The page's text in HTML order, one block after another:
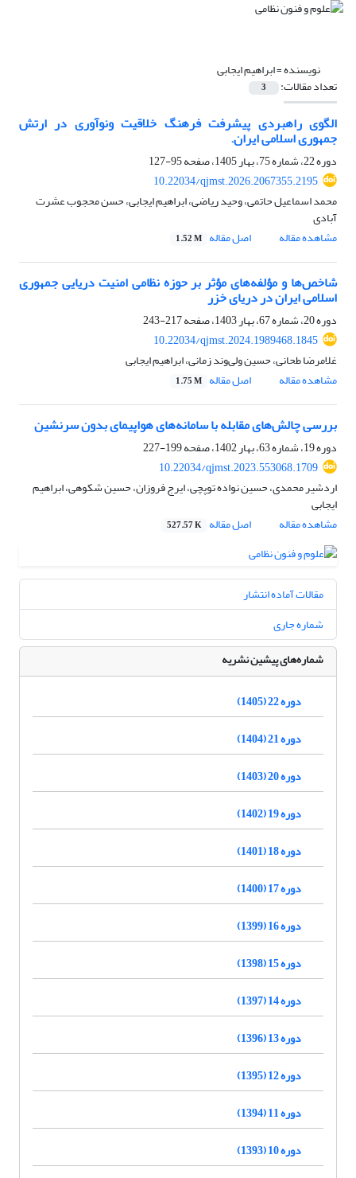
نویسنده =ابراهیم ایجابی
تعداد مقالات: 3
الگوی راهبردی پیشرفت فرهنگ خلاقیت ونوآوری در ارتش
جمهوری اسلامی ایران.
دوره 22، شماره 75، بهار 1405، صفحه
95-127
10.22034/qjmst.2026.2067355.2195
محمد اسماعیل حاتمی، وحید ریاضی، ابراهیم ایجابی، حسن محجوب عشرت
آبادی
مشاهده مقاله
اصل مقاله 1.52 M
شاخص‌ها و مؤلفه‌های مؤثر بر حوزه نظامی امنیت دریایی جمهوری
اسلامی ایران در دریای خزر
دوره 20، شماره 67، بهار 1403، صفحه
217-243
10.22034/qjmst.2024.1989468.1845
غلامرضا طحانی، حسین ولی‌وند زمانی، ابراهیم ایجابی
مشاهده مقاله
اصل مقاله 1.75 M
بررسی چالش‌های مقابله با سامانه‌های هواپیمای بدون سرنشین
دوره 19، شماره 63، بهار 1402، صفحه
199-227
10.22034/qjmst.2023.553068.1709
اردشیر محمدی، حسین نواده توپچی، ایرج فروزان، حسین شکوهی، ابراهیم
ایجابی
مشاهده مقاله
اصل مقاله 527.57 K
مقالات آماده انتشار
شماره جاری
شماره‌های پیشین نشریه
دوره 22 (1405)
دوره 21 (1404)
دوره 20 (1403)
دوره 19 (1402)
دوره 18 (1401)
دوره 17 (1400)
دوره 16 (1399)
دوره 15 (1398)
دوره 14 (1397)
دوره 13 (1396)
دوره 12 (1395)
دوره 11 (1394)
دوره 10 (1393)